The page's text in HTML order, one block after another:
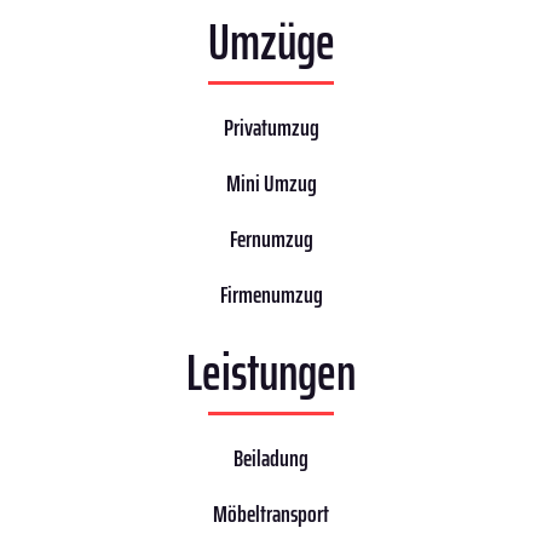
Umzüge
Privatumzug
Mini Umzug
Fernumzug
Firmenumzug
Leistungen
Beiladung
Möbeltransport